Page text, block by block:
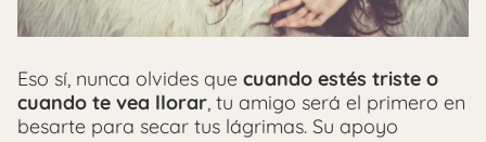
Eso sí, nunca olvides que cuando estés triste o
cuando te vea llorar, tu amigo será el primero en
besarte para secar tus lágrimas. Su apoyo